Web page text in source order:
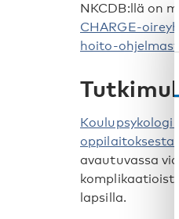
NKCDB:llä on
CHARGE-
hoito-
Koulupsykologi
oppilaitoksesta
avautuvassa
lapsilla.